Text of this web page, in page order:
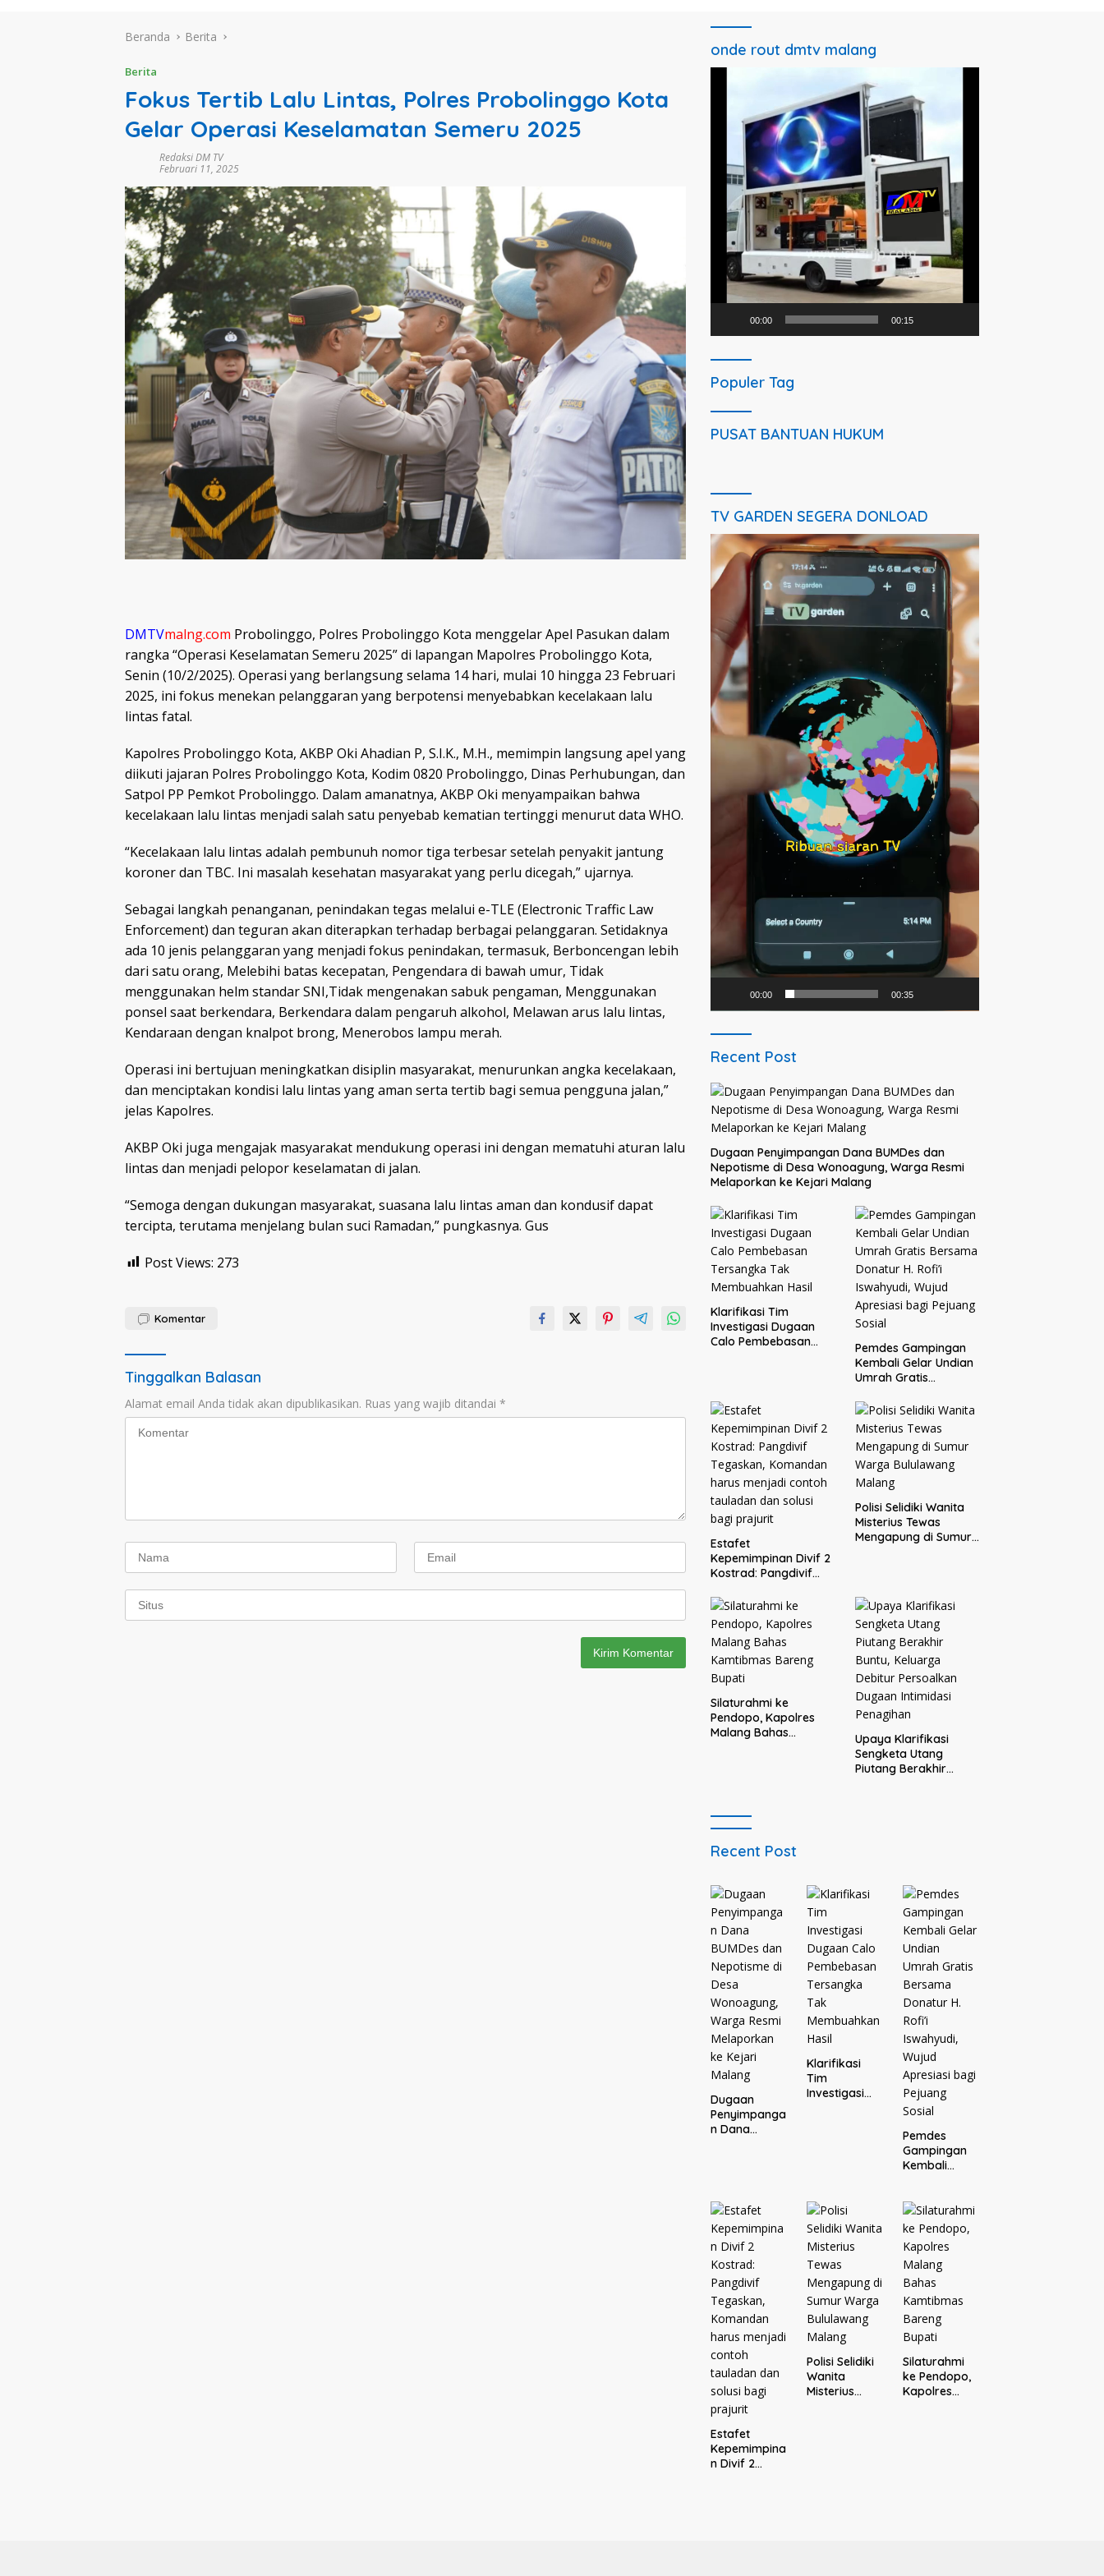
Beranda Berita
Berita
Fokus Tertib Lalu Lintas, Polres Probolinggo Kota
Gelar Operasi Keselamatan Semeru 2025
Redaksi DM TV
Februari 11, 2025
DMTVmalng.com Probolinggo, Polres Probolinggo Kota menggelar Apel Pasukan dalam
rangka “Operasi Keselamatan Semeru 2025” di lapangan Mapolres Probolinggo Kota,
Senin (10/2/2025). Operasi yang berlangsung selama 14 hari, mulai 10 hingga 23 Februari
2025, ini fokus menekan pelanggaran yang berpotensi menyebabkan kecelakaan lalu
lintas fatal.
Kapolres Probolinggo Kota, AKBP Oki Ahadian P, S.I.K., M.H., memimpin langsung apel yang
diikuti jajaran Polres Probolinggo Kota, Kodim 0820 Probolinggo, Dinas Perhubungan, dan
Satpol PP Pemkot Probolinggo. Dalam amanatnya, AKBP Oki menyampaikan bahwa
kecelakaan lalu lintas menjadi salah satu penyebab kematian tertinggi menurut data WHO.
“Kecelakaan lalu lintas adalah pembunuh nomor tiga terbesar setelah penyakit jantung
koroner dan TBC. Ini masalah kesehatan masyarakat yang perlu dicegah,” ujarnya.
Sebagai langkah penanganan, penindakan tegas melalui e-TLE (Electronic Traffic Law
Enforcement) dan teguran akan diterapkan terhadap berbagai pelanggaran. Setidaknya
ada 10 jenis pelanggaran yang menjadi fokus penindakan, termasuk, Berboncengan lebih
dari satu orang, Melebihi batas kecepatan, Pengendara di bawah umur, Tidak
menggunakan helm standar SNI,Tidak mengenakan sabuk pengaman, Menggunakan
ponsel saat berkendara, Berkendara dalam pengaruh alkohol, Melawan arus lalu lintas,
Kendaraan dengan knalpot brong, Menerobos lampu merah.
Operasi ini bertujuan meningkatkan disiplin masyarakat, menurunkan angka kecelakaan,
dan menciptakan kondisi lalu lintas yang aman serta tertib bagi semua pengguna jalan,”
jelas Kapolres.
AKBP Oki juga mengajak masyarakat mendukung operasi ini dengan mematuhi aturan lalu
lintas dan menjadi pelopor keselamatan di jalan.
“Semoga dengan dukungan masyarakat, suasana lalu lintas aman dan kondusif dapat
tercipta, terutama menjelang bulan suci Ramadan,” pungkasnya. Gus
Post Views: 273
Komentar
Tinggalkan Balasan
Alamat email Anda tidak akan dipublikasikan. Ruas yang wajib ditandai *
onde rout dmtv malang
00:00 00:15
Populer Tag
PUSAT BANTUAN HUKUM
TV GARDEN SEGERA DONLOAD
Pemutar
Video
00:00 00:35
Recent Post
Dugaan Penyimpangan Dana BUMDes dan
Nepotisme di Desa Wonoagung, Warga Resmi
Melaporkan ke Kejari Malang
Klarifikasi Tim
Investigasi Dugaan
Calo Pembebasan
Pemdes Gampingan
Kembali Gelar Undian
Umrah Gratis
Rofi’i Iswahyudi,
Wujud Apresiasi bagi
Pejuang Sosial
Estafet
Kepemimpinan Divif 2
Kostrad: Pangdivif
harus menjadi contoh
tauladan dan solusi
bagi prajurit
Polisi Selidiki Wanita
Misterius Tewas
Mengapung di Sumur
Silaturahmi ke
Pendopo, Kapolres
Malang Bahas
Upaya Klarifikasi
Sengketa Utang
Piutang Berakhir
Recent Post
Dugaan
Penyimpanga
n Dana
Warga Resmi
Melaporkan
ke Kejari
Malang
Klarifikasi
Tim
Investigasi
Pemdes
Gampingan
Kembali
Bersama
Donatur H.
Rofi’i
Iswahyudi,
Wujud
Apresiasi
bagi Pejuang
Sosial
Estafet
Kepemimpina
n Divif 2
Polisi Selidiki
Wanita
Misterius
Silaturahmi
ke Pendopo,
Kapolres